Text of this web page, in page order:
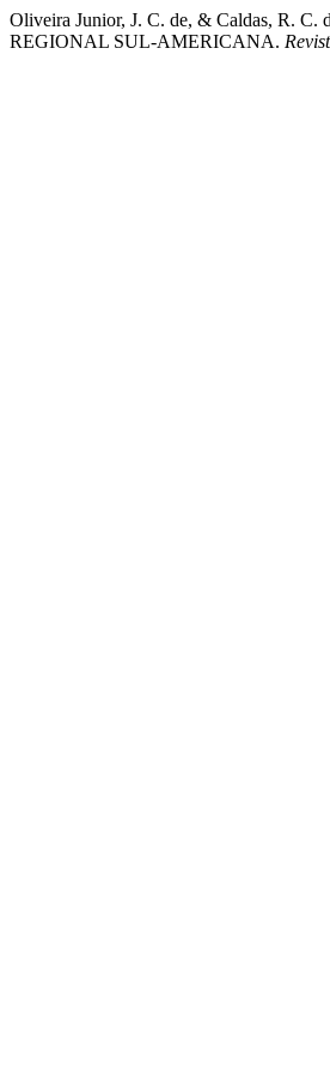
Oliveira Junior, J. C. de, & Caldas, R.
REGIONAL SUL-AMERICANA.